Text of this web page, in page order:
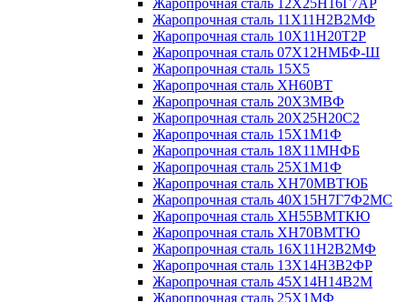
Жаропрочная сталь 12Х25Н16Г7АР
Жаропрочная сталь 11Х11Н2В2МФ
Жаропрочная сталь 10Х11Н20Т2Р
Жаропрочная сталь 07Х12НМБФ-Ш
Жаропрочная сталь 15Х5
Жаропрочная сталь ХН60ВТ
Жаропрочная сталь 20Х3МВФ
Жаропрочная сталь 20Х25Н20С2
Жаропрочная сталь 15Х1М1Ф
Жаропрочная сталь 18Х11МНФБ
Жаропрочная сталь 25Х1М1Ф
Жаропрочная сталь ХН70МВТЮБ
Жаропрочная сталь 40Х15Н7Г7Ф2МС
Жаропрочная сталь ХН55ВМТКЮ
Жаропрочная сталь ХН70ВМТЮ
Жаропрочная сталь 16Х11Н2В2МФ
Жаропрочная сталь 13Х14Н3В2ФР
Жаропрочная сталь 45Х14Н14В2М
Жаропрочная сталь 25Х1МФ